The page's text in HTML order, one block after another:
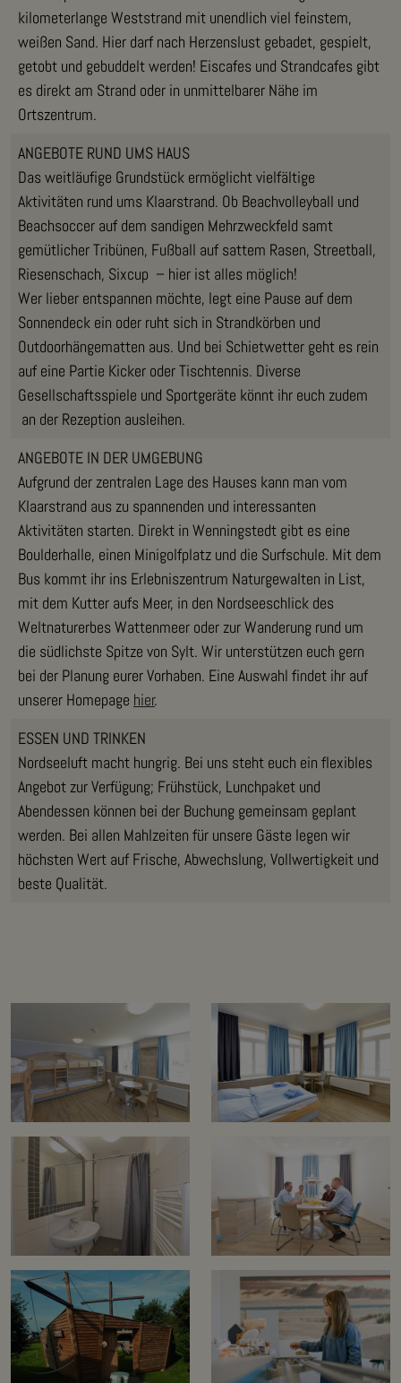
kilometerlange Weststrand mit unendlich viel feinstem,
weißen Sand. Hier darf nach Herzenslust gebadet, gespielt,
getobt und gebuddelt werden! Eiscafes und Strandcafes gibt
es direkt am Strand oder in unmittelbarer Nähe im
Ortszentrum.
ANGEBOTE RUND UMS HAUS
Das weitläufige Grundstück ermöglicht vielfältige
Aktivitäten rund ums Klaarstrand. Ob Beachvolleyball und
Beachsoccer auf dem sandigen Mehrzweckfeld samt
gemütlicher Tribünen, Fußball auf sattem Rasen, Streetball,
Riesenschach, Sixcup – hier ist alles möglich!
Wer lieber entspannen möchte, legt eine Pause auf dem
Sonnendeck ein oder ruht sich in Strandkörben und
Outdoorhängematten aus. Und bei Schietwetter geht es rein
auf eine Partie Kicker oder Tischtennis. Diverse
Gesellschaftsspiele und Sportgeräte könnt ihr euch zudem
an der Rezeption ausleihen.
ANGEBOTE IN DER UMGEBUNG
Aufgrund der zentralen Lage des Hauses kann man vom
Klaarstrand aus zu spannenden und interessanten
Aktivitäten starten. Direkt in Wenningstedt gibt es eine
Boulderhalle, einen Minigolfplatz und die Surfschule. Mit dem
Bus kommt ihr ins Erlebniszentrum Naturgewalten in List,
mit dem Kutter aufs Meer, in den Nordseeschlick des
Weltnaturerbes Wattenmeer oder zur Wanderung rund um
die südlichste Spitze von Sylt. Wir unterstützen euch gern
bei der Planung eurer Vorhaben. Eine Auswahl findet ihr auf
unserer Homepage hier.
ESSEN UND TRINKEN
Nordseeluft macht hungrig. Bei uns steht euch ein flexibles
Angebot zur Verfügung; Frühstück, Lunchpaket und
Abendessen können bei der Buchung gemeinsam geplant
werden. Bei allen Mahlzeiten für unsere Gäste legen wir
höchsten Wert auf Frische, Abwechslung, Vollwertigkeit und
beste Qualität.